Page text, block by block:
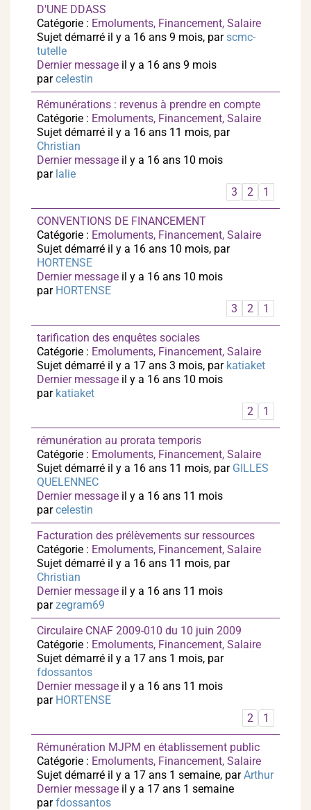
D'UNE DDASS
Catégorie : Emoluments, Financement, Salaire
Sujet démarré il y a 16 ans 9 mois, parscmc-
tutelle
Dernier message il y a 16 ans 9 mois
parcelestin
Rémunérations : revenus à prendre en compte
Catégorie : Emoluments, Financement, Salaire
Sujet démarré il y a 16 ans 11 mois, par
Christian
Dernier message il y a 16 ans 10 mois
par lalie
1
2
3
CONVENTIONS DE FINANCEMENT
Catégorie : Emoluments, Financement, Salaire
Sujet démarré il y a 16 ans 10 mois, par
HORTENSE
Dernier message il y a 16 ans 10 mois
par HORTENSE
1
2
3
tarification des enquêtes sociales
Catégorie : Emoluments, Financement, Salaire
Sujet démarré il y a 17 ans 3 mois, par katiaket
Dernier message il y a 16 ans 10 mois
par katiaket
1
2
rémunération au prorata temporis
Catégorie : Emoluments, Financement, Salaire
Sujet démarré il y a 16 ans 11 mois, par GILLES
QUELENNEC
Dernier message il y a 16 ans 11 mois
parcelestin
Facturation des prélèvements sur ressources
Catégorie : Emoluments, Financement, Salaire
Sujet démarré il y a 16 ans 11 mois, par
Christian
Dernier message il y a 16 ans 11 mois
parzegram69
Circulaire CNAF 2009-010 du 10 juin 2009
Catégorie : Emoluments, Financement, Salaire
Sujet démarré il y a 17 ans 1 mois, par
fdossantos
Dernier message il y a 16 ans 11 mois
par HORTENSE
1
2
Rémunération MJPM en établissement public
Catégorie : Emoluments, Financement, Salaire
Sujet démarré il y a 17 ans 1 semaine, parArthur
Dernier message il y a 17 ans 1 semaine
parfdossantos